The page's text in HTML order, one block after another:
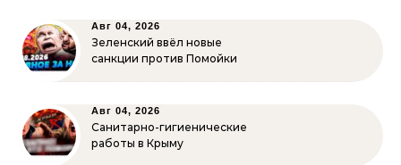
Авг 04, 2026
Зеленский ввёл новые
санкции против Помойки
Авг 04, 2026
Санитарно-гигиенические
работы в Крыму